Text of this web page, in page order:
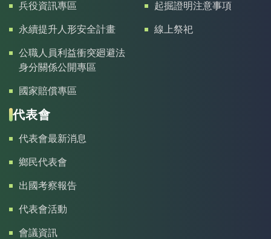
兵役資訊專區
永續提升人形安全計畫
公職人員利益衝突廻避法
身分關係公開專區
國家賠償專區
起掘證明注意事項
線上祭祀
代表會
代表會最新消息
鄉民代表會
出國考察報告
代表會活動
會議資訊